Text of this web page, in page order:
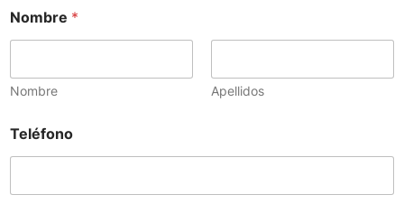
Nombre *
Nombre Apellidos
Teléfono